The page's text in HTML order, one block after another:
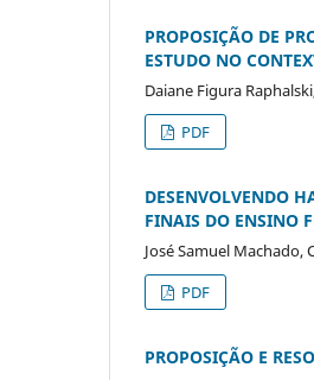
PROPOSIÇÃO DE
ESTUDO NO
Daiane Figura
PDF
DESENVOLVENDO
FINAIS DO ENSINO
José Samuel Machado,
PDF
PROPOSIÇÃO E